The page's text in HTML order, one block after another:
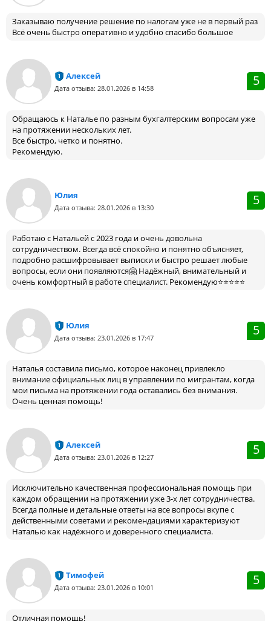
Заказываю получение решение по налогам уже не в первый раз
Всё очень быстро оперативно и удобно спасибо большое
Алексей
Дата отзыва: 28.01.2026 в 14:58 5
Обращаюсь к Наталье по разным бухгалтерским вопросам уже
на протяжении нескольких лет.
Все быстро, четко и понятно.
Рекомендую.
Юлия
Дата отзыва: 28.01.2026 в 13:30 5
Работаю с Натальей с 2023 года и очень довольна
сотрудничеством. Всегда всё спокойно и понятно объясняет,
подробно расшифровывает выписки и быстро решает любые
вопросы, если они появляются🤗 Надёжный, внимательный и
очень комфортный в работе специалист. Рекомендую⭐️⭐️⭐️⭐️⭐️
Юлия
Дата отзыва: 23.01.2026 в 17:47 5
Наталья составила письмо, которое наконец привлекло
внимание официальных лиц в управлении по мигрантам, когда
мои письма на протяжении года оставались без внимания.
Очень ценная помощь!
Алексей
Дата отзыва: 23.01.2026 в 12:27 5
Исключительно качественная профессиональная помощь при
каждом обращении на протяжении уже 3-х лет сотрудничества.
Всегда полные и детальные ответы на все вопросы вкупе с
действенными советами и рекомендациями характеризуют
Наталью как надёжного и доверенного специалиста.
Тимофей
Дата отзыва: 23.01.2026 в 10:01 5
Отличная помощь!